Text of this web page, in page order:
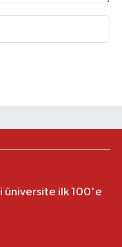
üniversite ilk 100'e